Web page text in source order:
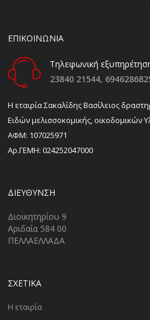
ΕΠΙΚΟΙΝΩΝΙΑ
Τηλεφωνική
23840 21544,
H εταιρία Σακαλίδης Βασίλειος
Ειδών μελισσοκομικής, οικοδομικών
ΑΦΜ: 107025971
Αρ.ΓΕΜΗ: 024252047000
ΔΙΕΎΘΥΝΣΗ
Διοικητηρίου 9
Αριδαία 584 00
ΠΕΛΛΑΕΛΛΑΔΑ
ΣΧΕΤΙΚΑ
Η εταιρία